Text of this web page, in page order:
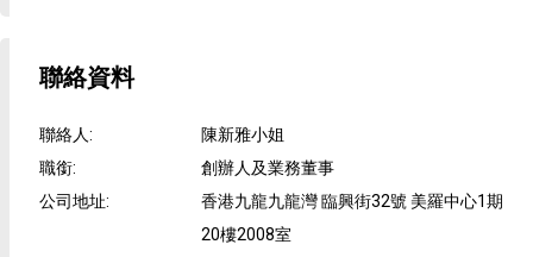
聯絡資料
聯絡人:
陳新雅小姐
職銜:
創辦人及業務董事
公司地址:
香港九龍九龍灣 臨興街32號 美羅中心1期
20樓2008室